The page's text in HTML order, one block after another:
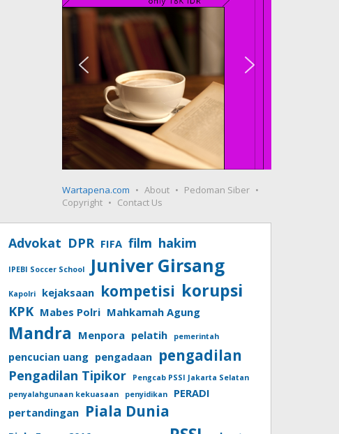
Wartapena.com About
Pedoman Siber
Copyright
Contact Us
Advokat DPR FIFA film hakim
IPEBI Soccer School Juniver Girsang
Kapolri kejaksaan kompetisi korupsi
KPK Mabes Polri Mahkamah Agung
Mandra Menpora pelatih pemerintah
pencucian uang pengadaan pengadilan
Pengadilan Tipikor
Pengcab PSSI Jakarta Selatan
penyalahgunaan kekuasaan
penyidikan
PERADI
pertandingan Piala Dunia